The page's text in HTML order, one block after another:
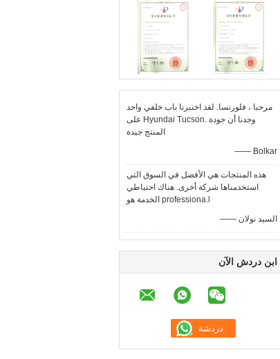
مرحبا ، فلورنسا. لقد اختبرنا باب خلفي واحد
على Hyundai Tucson. وجدنا أن جودة
المنتج جيدة
—— Bolkar
هذه المنتجات هي الأفضل في السوق التي
استخدمناها شركة أخرى. هناك احتياطي
الخدمة هو professiona.l
—— السيد نولان
ابن دردش الآن